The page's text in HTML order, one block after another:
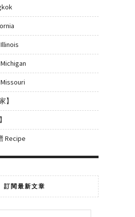
】
Recipe
訂閱最新文章